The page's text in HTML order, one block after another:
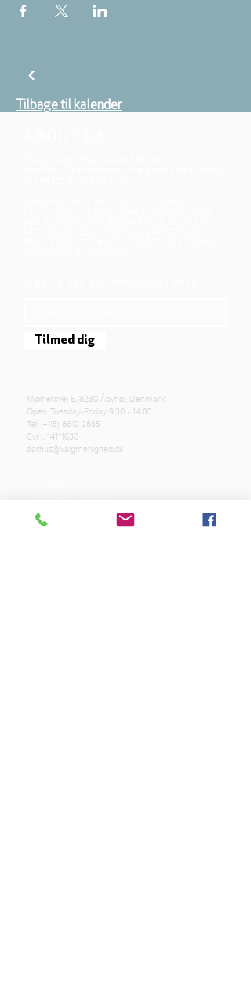
Tilbage til kalender
Tilmed dig
Mjølnersvej 6, 8230 Åbyhøj, Denmark
Open: Tuesday-Friday 9:30 - 14:00
Tel: (+45) 8612 2835
Cvr .: 14111638
aarhus@valgmenighed.dk